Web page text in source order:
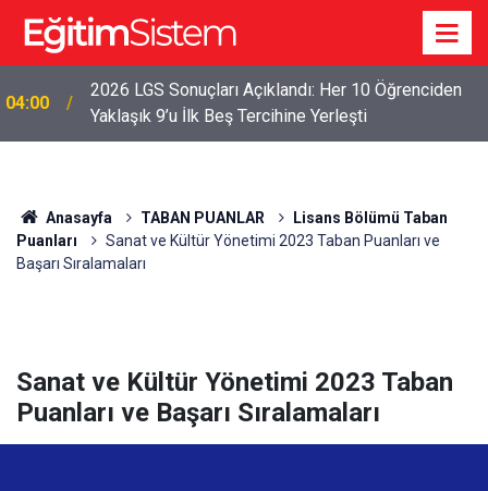
04:00
2026 LGS Sonuçları Açıklandı: Her 10 Öğrenciden
Yaklaşık 9’u İlk Beş Tercihine Yerleşti
Anasayfa TABAN PUANLAR
Lisans Bölümü Taban
Puanları
Sanat ve Kültür Yönetimi 2023 Taban Puanları ve
Başarı Sıralamaları
Sanat ve Kültür Yönetimi 2023 Taban
Puanları ve Başarı Sıralamaları